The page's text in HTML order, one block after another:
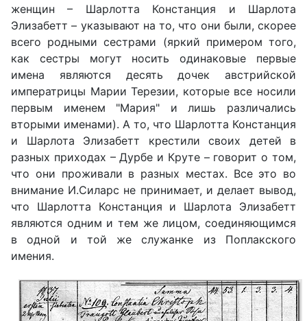
женщин – Шарлотта Констанция и Шарлота
Элизабетт – указывают на то, что они были, скорее
всего родными сестрами (яркий примером того,
как сестры могут носить одинаковые первые
имена являются десять дочек австрийской
императрицы Марии Терезии, которые все носили
первым именем "Мария" и лишь различались
вторыми именами). А то, что Шарлотта Констанция
и Шарлота Элизабетт крестили своих детей в
разных приходах – Дурбе и Круте – говорит о том,
что они проживали в разных местах. Все это во
внимание И.Силарс не принимает, и делает вывод,
что Шарлотта Констанция и Шарлота Элизабетт
являются одним и тем же лицом, соединяющимся
в одной и той же служанке из Поплакского
имения.